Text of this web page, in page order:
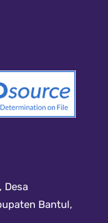
Desa
Bantul,